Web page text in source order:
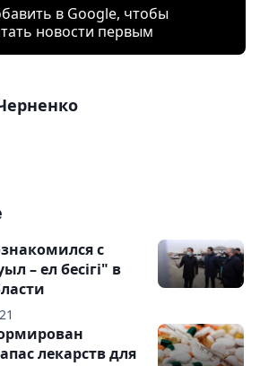
в Google, чтобы
новости первым
с
– ел бесігі" в
лекарств для